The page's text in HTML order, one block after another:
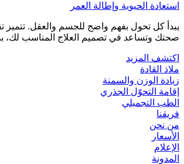
استعادة الحيوية وإطالة العمر
يبدأ كل تحول بفهم واضح للجسم والعقل. تتميز
صحتك وتساعد في تصميم العلاج المناسب لك،
اكتشف المزيد
ملاذ القادة
زيادة الوزن والسمنة
إقامة التحوّل الجذري
الطب التجميلي
فريقنا
من نحن
الأسعار
الإعلام
المدونة